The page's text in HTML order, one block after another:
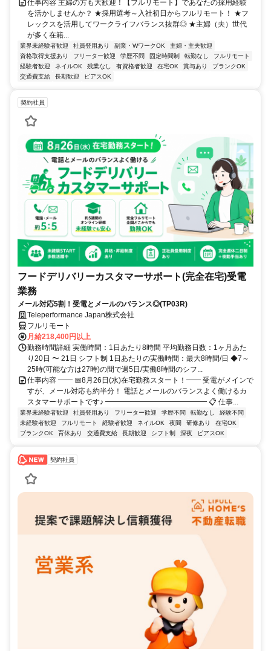
仕事内容 主婦の方も大歓迎！【フルリモート】であなたの採用経験
を活かしませんか？ ★採用選考～入社初日からフルリモート！ ★フ
レックスを活用してワークライフバランス抜群◎ ★主婦（夫）世代
が多く在籍...
業界未経験者歓迎 社員登用あり 副業・WワークOK
主婦・主夫歓迎
資格取得支援あり
フリーター歓迎 学歴不問 固定時間制 転勤なし
フルリモート
経験者歓迎
ネイルOK 残業なし 有資格者歓迎 在宅OK 賞与あり
ブランクOK
交通費支給
長期歓迎 ピアスOK
契約社員
フードデリバリーカスタマーサポート(完全在宅)受電
業務
メール対応5割！受電とメールのバランス◎(TP03R)
Teleperformance Japan株式会社
フルリモート
月給218,400円以上
勤務時間詳細 実働時間：1日あたり8時間 平均勤務日数：1ヶ月あた
り20日 〜 21日 シフト制 1日あたりの実働時間：最大8時間/日 ◆7～
25時(可能な方は27時)の間で週5日/実働8時間のシフ...
仕事内容 ━━ 📅8月26日(水)在宅勤務スタート！━━ 受電がメインで
すが、メール対応も約半分！ 電話とメールのバランスよく働けるカ
スタマーサポートです♪ ━━━━━━━━━━━━━━ 📋 仕事...
業界未経験者歓迎 社員登用あり フリーター歓迎 学歴不問 転勤なし
経験不問
未経験者歓迎
フルリモート 経験者歓迎 ネイルOK 夜間 研修あり
在宅OK
ブランクOK
育休あり 交通費支給 長期歓迎 シフト制 深夜 ピアスOK
契約社員